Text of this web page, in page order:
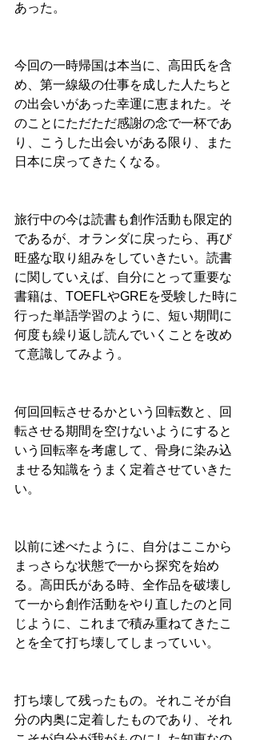
あった。
今回の一時帰国は本当に、高田氏を含
め、第一線級の仕事を成した人たちと
の出会いがあった幸運に恵まれた。そ
のことにただただ感謝の念で一杯であ
り、こうした出会いがある限り、また
日本に戻ってきたくなる。
旅行中の今は読書も創作活動も限定的
であるが、オランダに戻ったら、再び
旺盛な取り組みをしていきたい。読書
に関していえば、自分にとって重要な
書籍は、TOEFLやGREを受験した時に
行った単語学習のように、短い期間に
何度も繰り返し読んでいくことを改め
て意識してみよう。
何回回転させるかという回転数と、回
転させる期間を空けないようにすると
いう回転率を考慮して、骨身に染み込
ませる知識をうまく定着させていきた
い。
以前に述べたように、自分はここから
まっさらな状態で一から探究を始め
る。高田氏がある時、全作品を破壊し
て一から創作活動をやり直したのと同
じように、これまで積み重ねてきたこ
とを全て打ち壊してしまっていい。
打ち壊して残ったもの。それこそが自
分の内奥に定着したものであり、それ